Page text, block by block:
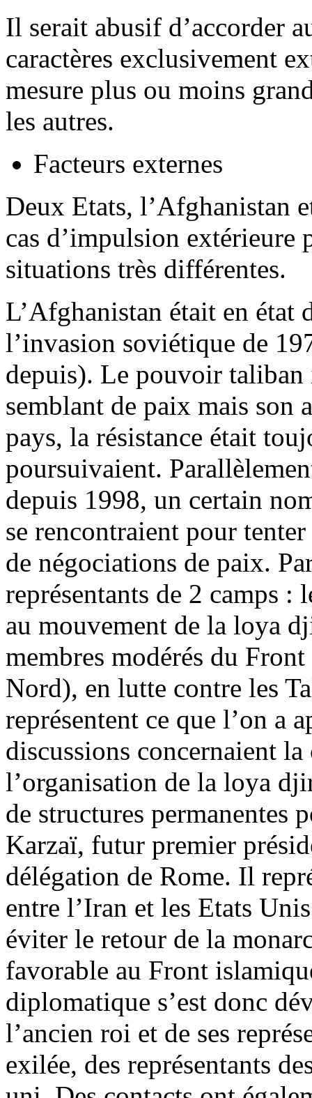
Il serait abusif d’accorder
caractères exclusivement
mesure plus ou moins
les autres.
Facteurs externes
Deux Etats, l’Afghanistan
cas d’impulsion extérieure
situations très différentes.
L’Afghanistan était en état
l’invasion soviétique de
depuis). Le pouvoir taliban
semblant de paix mais son
pays, la résistance était
poursuivaient.
depuis 1998, un certain
se rencontraient pour
de négociations de paix.
représentants de 2 camps :
au mouvement de la loya
membres modérés du
Nord), en lutte contre les
représentent ce que l’on a
discussions concernaient
l’organisation de la loya
de structures permanentes
Karzaï, futur premier
délégation de Rome. Il
entre l’Iran et les Etats
éviter le retour de la
favorable au Front
diplomatique s’est donc
l’ancien roi et de ses
exilée, des représentants